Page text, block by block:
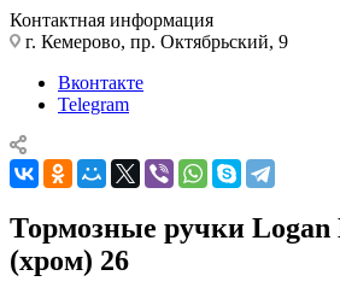
Контактная информация
г. Кемерово, пр. Октябрьский, 9
Вконтакте
Telegram
Тормозные ручки Logan
(хром) 26